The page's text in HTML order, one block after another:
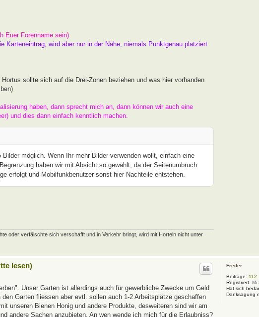
Euer Forenname sein)
Karteneintrag, wird aber nur in der Nähe, niemals Punktgenau platziert
sollte sich auf die Drei-Zonen beziehen und was hier vorhanden
haben, dann sprecht mich an, dann können wir auch eine
und dies dann einfach kenntlich machen.
möglich. Wenn Ihr mehr Bilder verwenden wollt, einfach eine
haben wir mit Absicht so gewählt, da der Seitenumbruch
erfolgt und Mobilfunkbenutzer sonst hier Nachteile entstehen.
oder verfälschte sich verschafft und in Verkehr bringt, wird mit Horteln nicht unter
Freder
Beiträge: 112
Registriert: Mi
Hat sich
Danksagung
lesen)
Unser Garten ist allerdings auch für gewerbliche Zwecke um Geld
Garten fliessen aber evtl. sollen auch 1-2 Arbeitsplätze geschaffen
unseren Bienen Honig und andere Produkte, desweiteren sind wir am
andere Sachen anzubieten. An wen wende ich mich für die Erlaubniss?